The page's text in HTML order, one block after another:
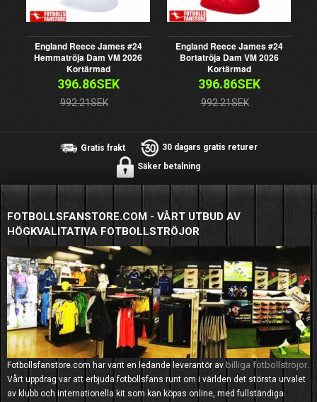
England Reece James #24
Hemmatröja Dam VM 2026
Kortärmad
396.86SEK
992.21SEK
England Reece James #24
Bortatröja Dam VM 2026
Kortärmad
396.86SEK
992.21SEK
Gratis frakt
30 dagars gratis returer
Säker betalning
FOTBOLLSFANSTORE.COM - VÅRT UTBUD AV
HÖGKVALITATIVA FOTBOLLSTRÖJOR
Fotbollsfanstore.com har varit en ledande leverantör av billiga fotbollströjor.
Vårt uppdrag var att erbjuda fotbollsfans runt om i världen det största urvalet
av klubb och internationella kit som kan köpas online, med fullständiga